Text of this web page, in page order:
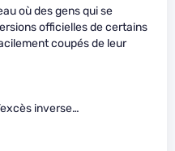
où des gens qui se
officielles de certains
coupés de leur
inverse…